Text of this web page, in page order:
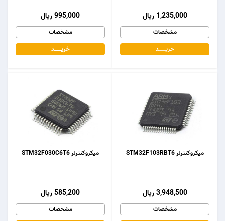
995,000 ریال
مشخصات
خریـــــــد
1,235,000 ریال
مشخصات
خریـــــــد
میکروکنترلر STM32F030C6T6
585,200 ریال
مشخصات
میکروکنترلر STM32F103RBT6
3,948,500 ریال
مشخصات